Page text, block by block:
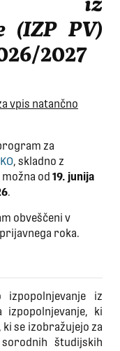
(IZP PV)
2027
vpis natančno
za
, skladno z
od 19. junija
.
obveščeni v
roka.
izpopolnjevanje iz
ki
se izobražujejo za
študijskih